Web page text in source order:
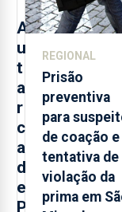
A
u
t
a
r
c
a
d
e
P
REGIONAL
Prisão
preventiva
para
de coação e
tentativa de
violação da
prima em